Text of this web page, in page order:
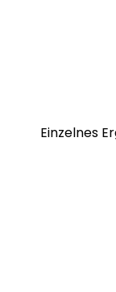
Einzelnes